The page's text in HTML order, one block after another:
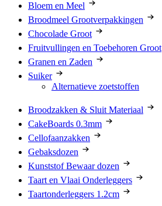
Bloem en Meel
Broodmeel Grootverpakkingen
Chocolade Groot
Fruitvullingen en Toebehoren Groot
Granen en Zaden
Suiker
Alternatieve zoetstoffen
Broodzakken & Sluit Materiaal
CakeBoards 0.3mm
Cellofaanzakken
Gebaksdozen
Kunststof Bewaar dozen
Taart en Vlaai Onderleggers
Taartonderleggers 1.2cm